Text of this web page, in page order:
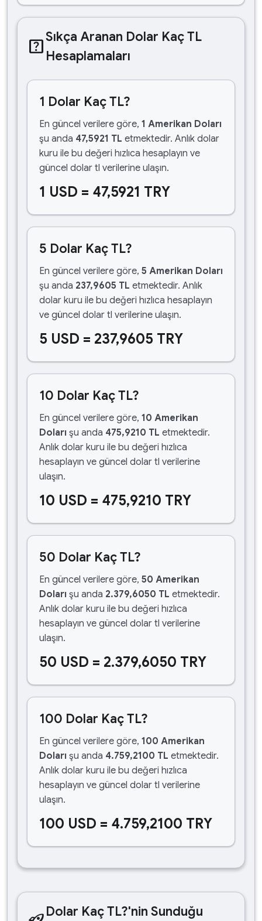
help_centerSıkça Aranan Dolar Kaç TL
Hesaplamaları
1 Dolar Kaç TL?
En güncel verilere göre, 1 Amerikan Doları
şu anda 47,5921 TL etmektedir. Anlık dolar
kuru ile bu değeri hızlıca hesaplayın ve
güncel dolar tl verilerine ulaşın.
1 USD = 47,5921 TRY
5 Dolar Kaç TL?
En güncel verilere göre, 5 Amerikan Doları
şu anda 237,9605 TL etmektedir. Anlık
dolar kuru ile bu değeri hızlıca hesaplayın
ve güncel dolar tl verilerine ulaşın.
5 USD = 237,9605 TRY
10 Dolar Kaç TL?
En güncel verilere göre, 10 Amerikan
Doları şu anda 475,9210 TL etmektedir.
Anlık dolar kuru ile bu değeri hızlıca
hesaplayın ve güncel dolar tl verilerine
ulaşın.
10 USD = 475,9210 TRY
50 Dolar Kaç TL?
En güncel verilere göre, 50 Amerikan
Doları şu anda 2.379,6050 TL etmektedir.
Anlık dolar kuru ile bu değeri hızlıca
hesaplayın ve güncel dolar tl verilerine
ulaşın.
50 USD = 2.379,6050 TRY
100 Dolar Kaç TL?
En güncel verilere göre, 100 Amerikan
Doları şu anda 4.759,2100 TL etmektedir.
Anlık dolar kuru ile bu değeri hızlıca
hesaplayın ve güncel dolar tl verilerine
ulaşın.
100 USD = 4.759,2100 TRY
Dolar Kaç TL?'nin Sunduğu